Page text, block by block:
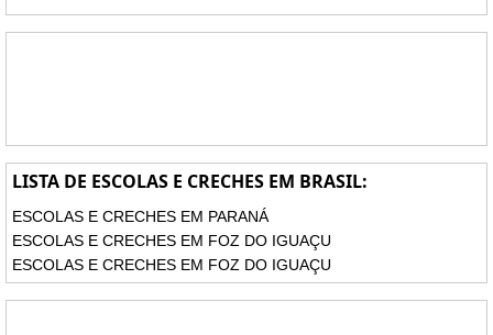
LISTA DE ESCOLAS E CRECHES EM BRASIL:
ESCOLAS E CRECHES EM PARANÁ
ESCOLAS E CRECHES EM FOZ DO IGUAÇU
ESCOLAS E CRECHES EM FOZ DO IGUAÇU